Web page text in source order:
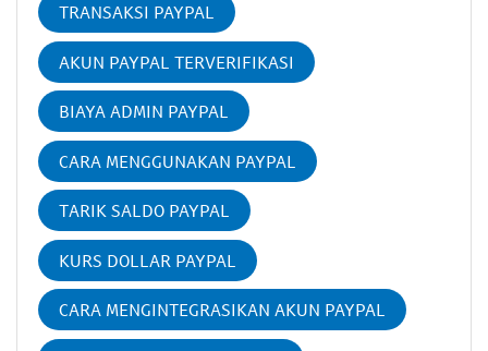
TRANSAKSI PAYPAL
AKUN PAYPAL TERVERIFIKASI
BIAYA ADMIN PAYPAL
CARA MENGGUNAKAN PAYPAL
TARIK SALDO PAYPAL
KURS DOLLAR PAYPAL
CARA MENGINTEGRASIKAN AKUN PAYPAL